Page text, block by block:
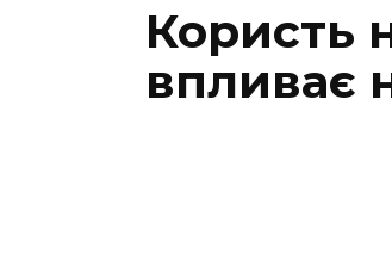
Користь
впливає